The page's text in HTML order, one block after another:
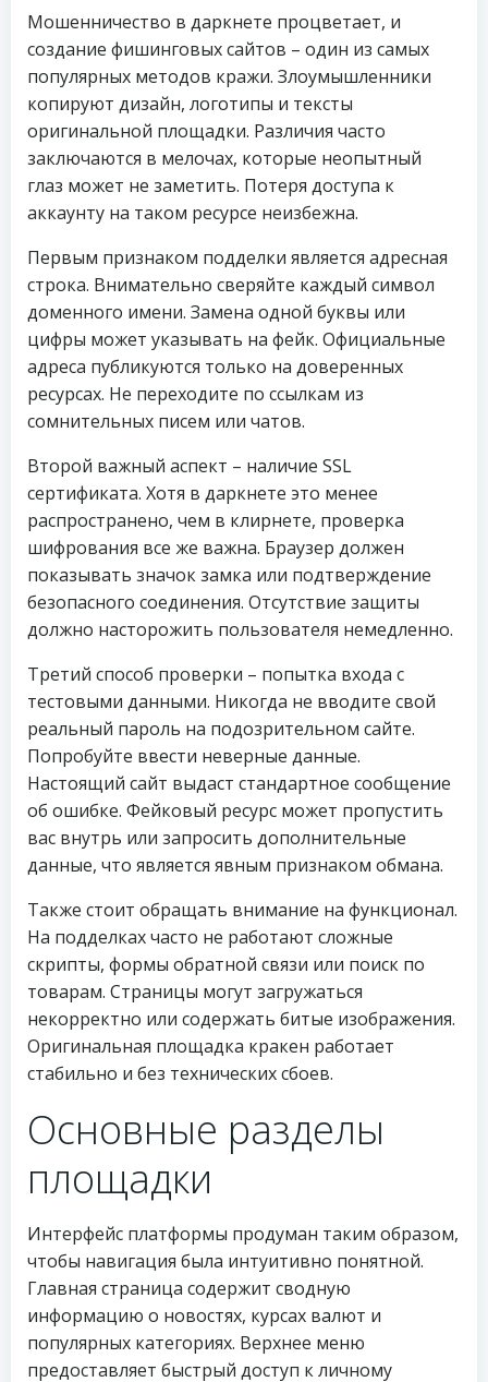
Мошенничество в даркнете процветает, и
создание фишинговых сайтов – один из самых
популярных методов кражи. Злоумышленники
копируют дизайн, логотипы и тексты
оригинальной площадки. Различия часто
заключаются в мелочах, которые неопытный
глаз может не заметить. Потеря доступа к
аккаунту на таком ресурсе неизбежна.
Первым признаком подделки является адресная
строка. Внимательно сверяйте каждый символ
доменного имени. Замена одной буквы или
цифры может указывать на фейк. Официальные
адреса публикуются только на доверенных
ресурсах. Не переходите по ссылкам из
сомнительных писем или чатов.
Второй важный аспект – наличие SSL
сертификата. Хотя в даркнете это менее
распространено, чем в клирнете, проверка
шифрования все же важна. Браузер должен
показывать значок замка или подтверждение
безопасного соединения. Отсутствие защиты
должно насторожить пользователя немедленно.
Третий способ проверки – попытка входа с
тестовыми данными. Никогда не вводите свой
реальный пароль на подозрительном сайте.
Попробуйте ввести неверные данные.
Настоящий сайт выдаст стандартное сообщение
об ошибке. Фейковый ресурс может пропустить
вас внутрь или запросить дополнительные
данные, что является явным признаком обмана.
Также стоит обращать внимание на функционал.
На подделках часто не работают сложные
скрипты, формы обратной связи или поиск по
товарам. Страницы могут загружаться
некорректно или содержать битые изображения.
Оригинальная площадка кракен работает
стабильно и без технических сбоев.
Основные разделы
площадки
Интерфейс платформы продуман таким образом,
чтобы навигация была интуитивно понятной.
Главная страница содержит сводную
информацию о новостях, курсах валют и
популярных категориях. Верхнее меню
предоставляет быстрый доступ к личному